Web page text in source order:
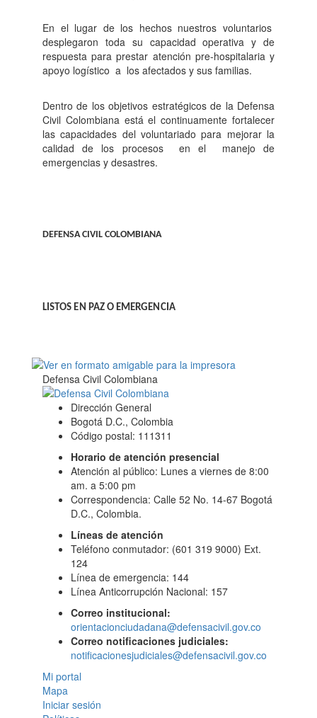
En el lugar de los hechos nuestros voluntarios
desplegaron toda su capacidad operativa y de
respuesta para prestar atención pre-hospitalaria y
apoyo logístico a los afectados y sus familias.
Dentro de los objetivos estratégicos de la Defensa
Civil Colombiana está el continuamente fortalecer
las capacidades del voluntariado para mejorar la
calidad de los procesos
en el
manejo de
emergencias y desastres.
DEFENSA CIVIL COLOMBIANA
LISTOS EN PAZ O EMERGENCIA
Defensa Civil Colombiana
Dirección General
Bogotá D.C., Colombia
Código postal: 111311
Horario de atención presencial
Atención al público: Lunes a viernes de 8:00
am. a 5:00 pm
Correspondencia: Calle 52 No. 14-67 Bogotá
D.C., Colombia.
Líneas de atención
Teléfono conmutador: (601 319 9000) Ext.
124
Línea de emergencia: 144
Línea Anticorrupción Nacional: 157
Correo institucional:
orientacionciudadana@defensacivil.gov.co
Correo notificaciones judiciales:
notificacionesjudiciales@defensacivil.gov.co
Mi portal
Mapa
Iniciar sesión